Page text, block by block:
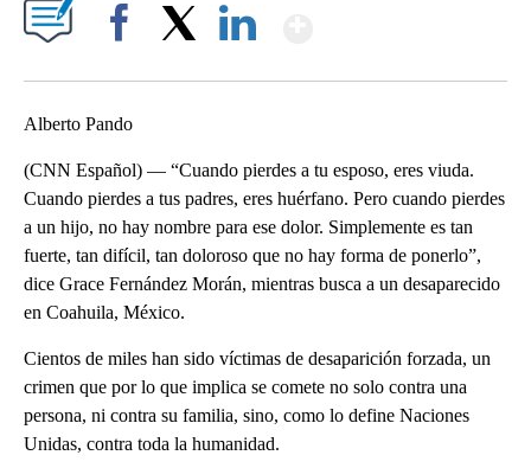
Alberto Pando
(CNN Español) — “Cuando pierdes a tu esposo, eres viuda.
Cuando pierdes a tus padres, eres huérfano. Pero cuando pierdes
a un hijo, no hay nombre para ese dolor. Simplemente es tan
fuerte, tan difícil, tan doloroso que no hay forma de ponerlo”,
dice Grace Fernández Morán, mientras busca a un desaparecido
en Coahuila, México.
Cientos de miles han sido víctimas de desaparición forzada, un
crimen que por lo que implica se comete no solo contra una
persona, ni contra su familia, sino, como lo define Naciones
Unidas, contra toda la humanidad.